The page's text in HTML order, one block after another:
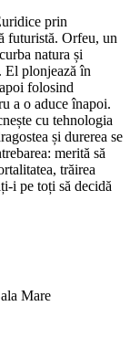
prin
futuristă. Orfeu, un
natura și
El plonjează în
folosind
a o aduce înapoi.
cu tehnologia
și durerea se
merită să
trăirea
i pe toți să decidă
Mare